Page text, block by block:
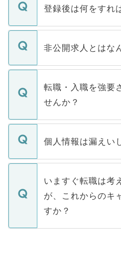
登録後は何をすれ
ご登録いただきまし
登録内容を確認し、
ます。通常、5営業
いただきますので、
い。
非公開求人とはな
マイナビDOCTORで
うち約3割は、Web
けない「非公開求人
下記の理由によって
ません。
■応募殺到を避ける
関を公にしてしまう
に、医療機関が求め
みを人材紹介会社に
ています。
転職・入職を強要
せんか？
転職・入職を強要す
ん。また、仮に応募
定を承諾する必要は
の辞退の連絡はキャ
ますので、ご安心く
個人情報は漏えい
個人情報が漏えいす
で、ご安心ください
などで収集したご登
ご本人のキャリアア
支援を目的に使用い
ているすべての個人
いますぐ転職は考
が、これからのキ
すか？